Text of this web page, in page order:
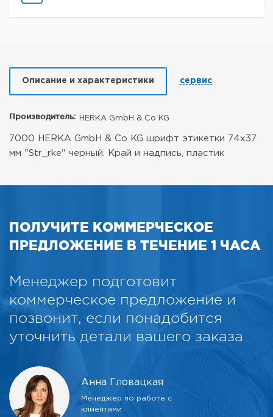
Описание и характеристики сервис
Производитель: HERKA GmbH & Co KG
7000 HERKA GmbH & Co KG шрифт этикетки 74x37
мм "Str_rke" черный. Край и надпись, пластик
ПОЛУЧИТЕ КОММЕРЧЕСКОЕ
ПРЕДЛОЖЕНИЕ В ТЕЧЕНИЕ 1 ЧАСА
Менеджер подготовит
коммерческое предложение и
позвонит, если понадобится
уточнить детали вашего заказа
Анна Гловацкая
Менеджер по работе с
клиентами